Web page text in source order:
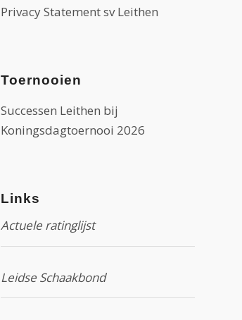
Privacy Statement sv Leithen
Toernooien
Successen Leithen bij
Koningsdagtoernooi 2026
Links
Actuele ratinglijst
Leidse Schaakbond